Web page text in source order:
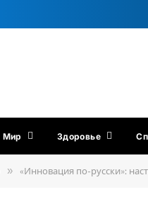
Мир Здоровье
» «Инновация по-русски»: